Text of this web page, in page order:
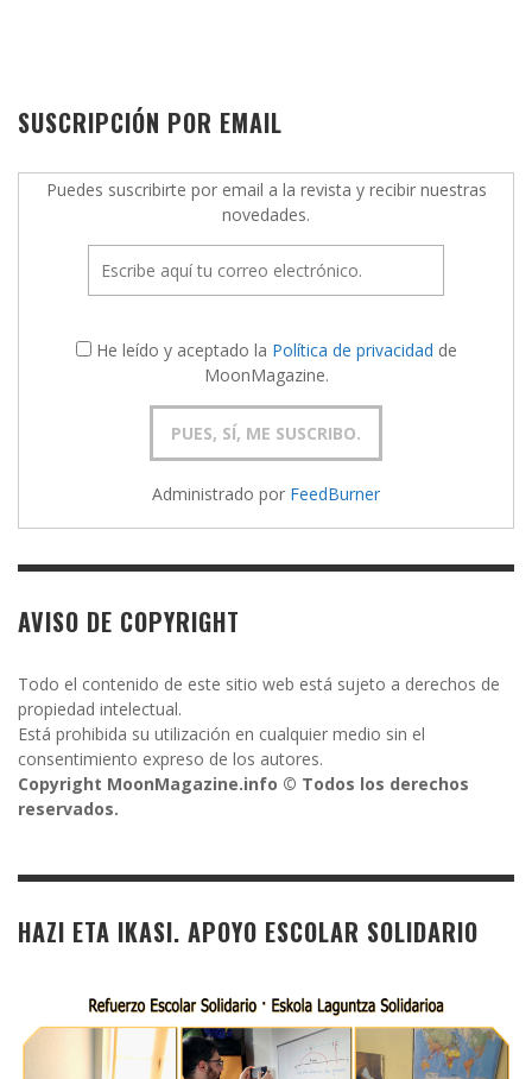
SUSCRIPCIÓN POR EMAIL
Puedes suscribirte por email a la revista y recibir nuestras
novedades.
He leído y aceptado la Política de privacidad de
MoonMagazine.
Administrado por FeedBurner
AVISO DE COPYRIGHT
Todo el contenido de este sitio web está sujeto a derechos de
propiedad intelectual.
Está prohibida su utilización en cualquier medio sin el
consentimiento expreso de los autores.
Copyright MoonMagazine.info © Todos los derechos
reservados.
HAZI ETA IKASI. APOYO ESCOLAR SOLIDARIO